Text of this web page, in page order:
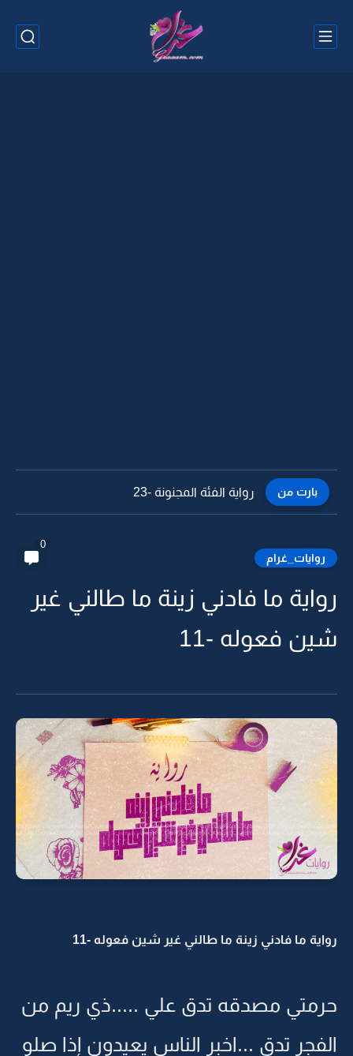
بارت من رواية الفئة المجنونة -22
روايات_غرام
0
رواية ما فادني زينة ما طالني غير
شين فعوله -11
رواية ما فادني زينة ما طالني غير شين فعوله -11
حرمتي مصدقه تدق علي .....ذي ريم من
الفجر تدق ...اخبر الناس يعيدون إذا صلو